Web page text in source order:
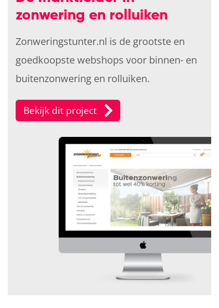
zonwering en rolluiken
Zonweringstunter.nl is de grootste en
goedkoopste webshops voor binnen- en
buitenzonwering en rolluiken.
Bekijk dit project